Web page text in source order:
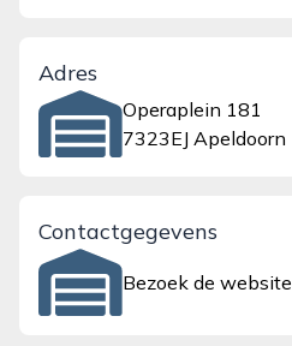
Adres
Operaplein 181
7323EJ Apeldoorn
Contactgegevens
Bezoek de website